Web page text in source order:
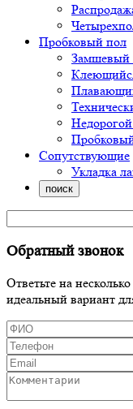
Пробковый пол
Замшевый
Сопутствующие
Укладка
поиск
Обратный звонок
Ответьте на
идеальный вариант